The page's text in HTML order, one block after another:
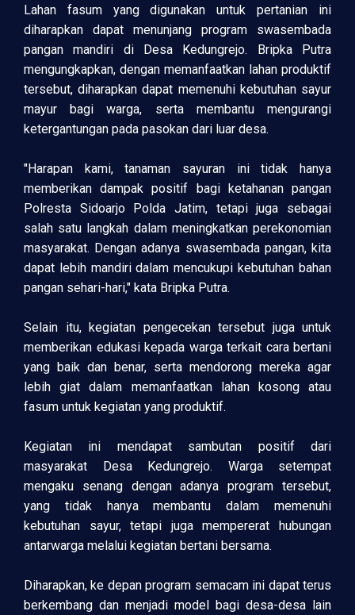
Lahan fasum yang digunakan untuk pertanian ini
diharapkan dapat menunjang program swasembada
pangan mandiri di Desa Kedungrejo. Bripka Putra
mengungkapkan, dengan memanfaatkan lahan produktif
tersebut, diharapkan dapat memenuhi kebutuhan sayur
mayur bagi warga, serta membantu mengurangi
ketergantungan pada pasokan dari luar desa.
"Harapan kami, tanaman sayuran ini tidak hanya
memberikan dampak positif bagi ketahanan pangan
Polresta Sidoarjo Polda Jatim, tetapi juga sebagai
salah satu langkah dalam meningkatkan perekonomian
masyarakat. Dengan adanya swasembada pangan, kita
dapat lebih mandiri dalam mencukupi kebutuhan bahan
pangan sehari-hari," kata Bripka Putra.
Selain itu, kegiatan pengecekan tersebut juga untuk
memberikan edukasi kepada warga terkait cara bertani
yang baik dan benar, serta mendorong mereka agar
lebih giat dalam memanfaatkan lahan kosong atau
fasum untuk kegiatan yang produktif.
Kegiatan ini mendapat sambutan positif dari
masyarakat Desa Kedungrejo. Warga setempat
mengaku senang dengan adanya program tersebut,
yang tidak hanya membantu dalam memenuhi
kebutuhan sayur, tetapi juga mempererat hubungan
antarwarga melalui kegiatan bertani bersama.
Diharapkan, ke depan program semacam ini dapat terus
berkembang dan menjadi model bagi desa-desa lain